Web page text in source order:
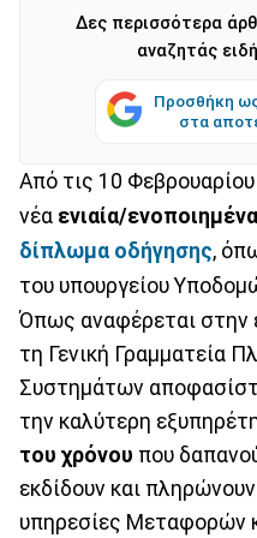
Δες περισσότερα
αναζητάς
Προσθήκη
στα
Από τις 10
νέα ενιαία/
δίπλωμα οδήγησης,
του υπουργείου
Όπως αναφέρεται στην
τη Γενική Γραμματεία
Συστημάτων
την καλύτερη
του χρόνου που
εκδίδουν και
υπηρεσίες Μεταφορών